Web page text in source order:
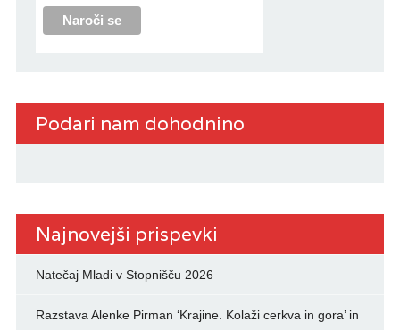
Podari nam dohodnino
Najnovejši prispevki
Natečaj Mladi v Stopnišču 2026
Razstava Alenke Pirman ‘Krajine. Kolaži cerkva in gora’ in